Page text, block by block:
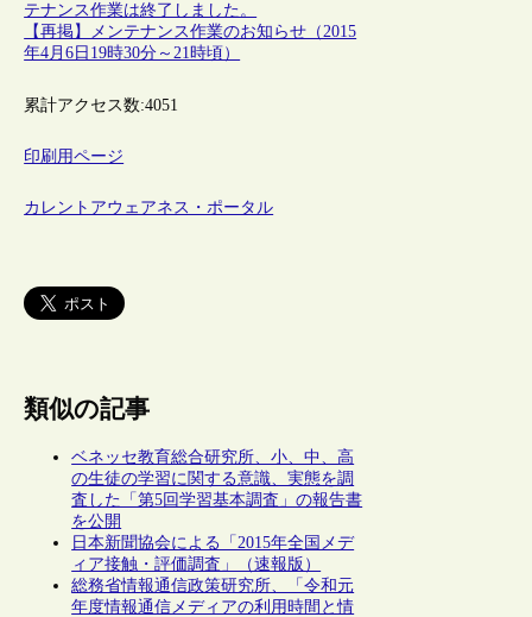
テナンス作業は終了しました。
【再掲】メンテナンス作業のお知らせ（2015
年4月6日19時30分～21時頃）
累計アクセス数:4051
印刷用ページ
カレントアウェアネス・ポータル
類似の記事
ベネッセ教育総合研究所、小、中、高
の生徒の学習に関する意識、実態を調
査した「第5回学習基本調査」の報告書
を公開
日本新聞協会による「2015年全国メデ
ィア接触・評価調査」（速報版）
総務省情報通信政策研究所、「令和元
年度情報通信メディアの利用時間と情